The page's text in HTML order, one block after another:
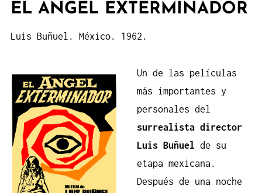
EL ÁNGEL EXTERMINADOR
Luis Buñuel. México. 1962.
Un de las películas
más importantes y
personales del
surrealista director
Luis Buñuel
de su
etapa mexicana.
Después de una noche